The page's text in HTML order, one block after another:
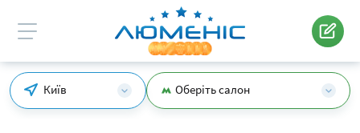
Київ Оберіть салон